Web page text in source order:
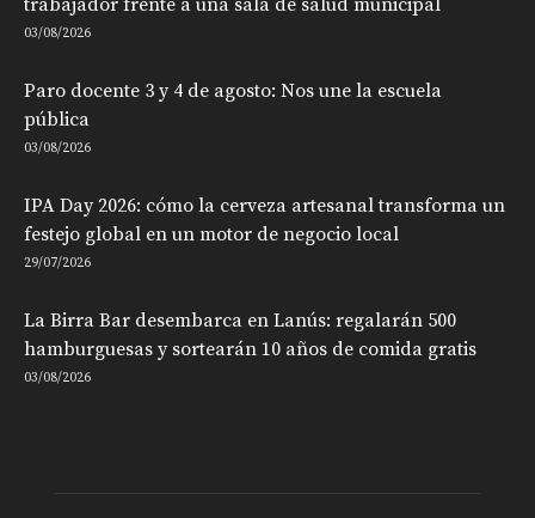
trabajador frente a una sala de salud municipal
03/08/2026
Paro docente 3 y 4 de agosto: Nos une la escuela
pública
03/08/2026
IPA Day 2026: cómo la cerveza artesanal transforma un
festejo global en un motor de negocio local
29/07/2026
La Birra Bar desembarca en Lanús: regalarán 500
hamburguesas y sortearán 10 años de comida gratis
03/08/2026